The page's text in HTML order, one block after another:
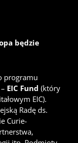
będzie
programu
EIC Fund (który
EIC).
Radę ds.
Curie-